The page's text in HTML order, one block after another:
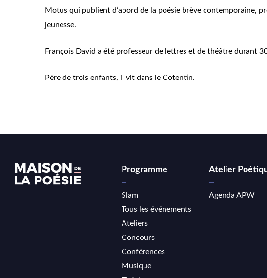
Motus qui publient d’abord de la poésie brève contemporaine,
jeunesse.
François David a été professeur de lettres et de théâtre durant
Père de trois enfants, il vit dans le Cotentin.
Programme
Slam
Tous les événements
Ateliers
Concours
Conférences
Musique
Atelier
Agenda APW